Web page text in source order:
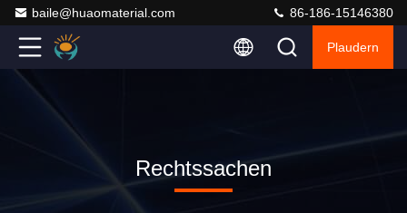
baile@huaomaterial.com 86-186-15146380
Plaudern
Rechtssachen